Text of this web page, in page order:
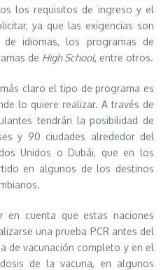
los requisitos de ingreso y el
ya que las exigencias son
idiomas, los programas de
de High School, entre otros.
claro el tipo de programa es
lo quiere realizar. A través de
tendrán la posibilidad de
y 90 ciudades alrededor del
Unidos o Dubái, que en los
en algunos de los destinos
en cuenta que estas naciones
una prueba PCR antes del
de vacunación completo y en el
de la vacuna, en algunos